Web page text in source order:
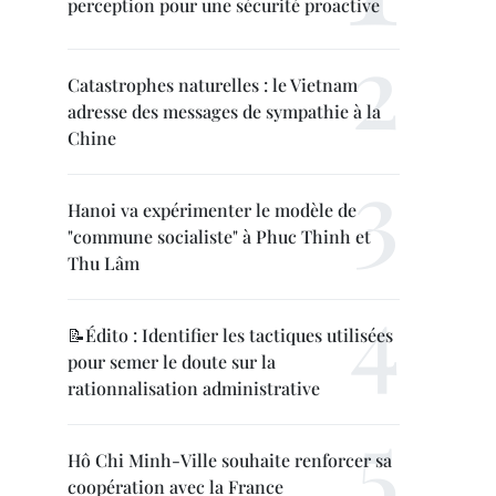
perception pour une sécurité proactive
Catastrophes naturelles : le Vietnam
adresse des messages de sympathie à la
Chine
Hanoi va expérimenter le modèle de
"commune socialiste" à Phuc Thinh et
Thu Lâm
📝Édito : Identifier les tactiques utilisées
pour semer le doute sur la
rationnalisation administrative
Hô Chi Minh-Ville souhaite renforcer sa
coopération avec la France